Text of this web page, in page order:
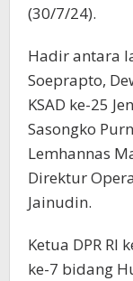
(30/7/24).
Hadir antara
Soeprapto,
KSAD ke-25
Sasongko
Lemhannas
Direktur
Jainudin.
Ketua DPR RI
ke-7 bidang